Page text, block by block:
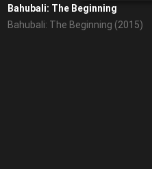
Bahubali: The Beginning
Bahubali: The Beginning (2015)